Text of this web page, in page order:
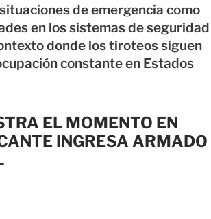
de emergencia como
en los sistemas de seguridad
donde los tiroteos siguen
constante en Estados
EL MOMENTO EN
INGRESA ARMADO